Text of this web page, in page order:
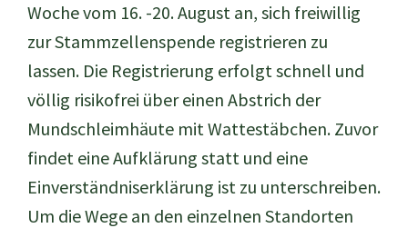
Woche vom 16. -20. August an, sich freiwillig
zur Stammzellenspende registrieren zu
lassen. Die Registrierung erfolgt schnell und
völlig risikofrei über einen Abstrich der
Mundschleimhäute mit Wattestäbchen. Zuvor
findet eine Aufklärung statt und eine
Einverständniserklärung ist zu unterschreiben.
Um die Wege an den einzelnen Standorten